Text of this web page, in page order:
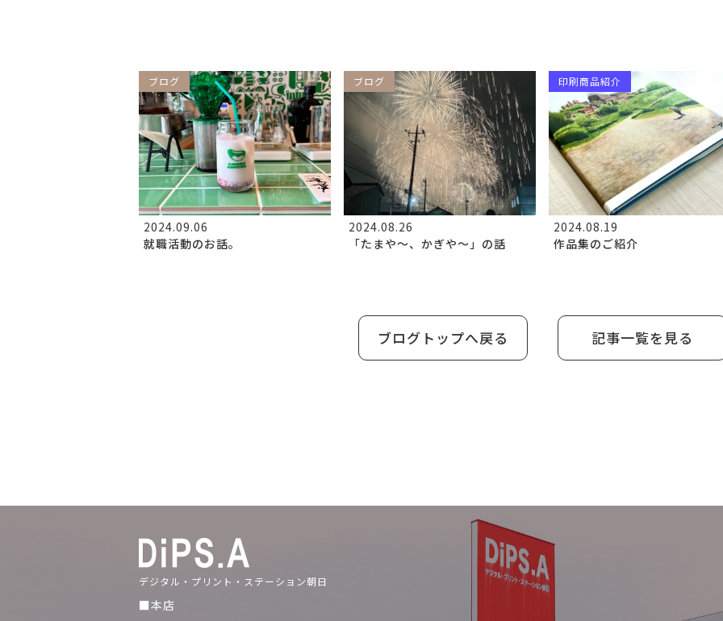
ブログ
2024.09.06
就職活動のお話。
ブログ
2024.08.26
「たまや～、かぎや～」の話
印刷商品紹介
2024.08.19
作品集のご紹介
ブログトップへ戻る 記事一覧を見る
デジタル・プリント・ステーション朝日
■本店